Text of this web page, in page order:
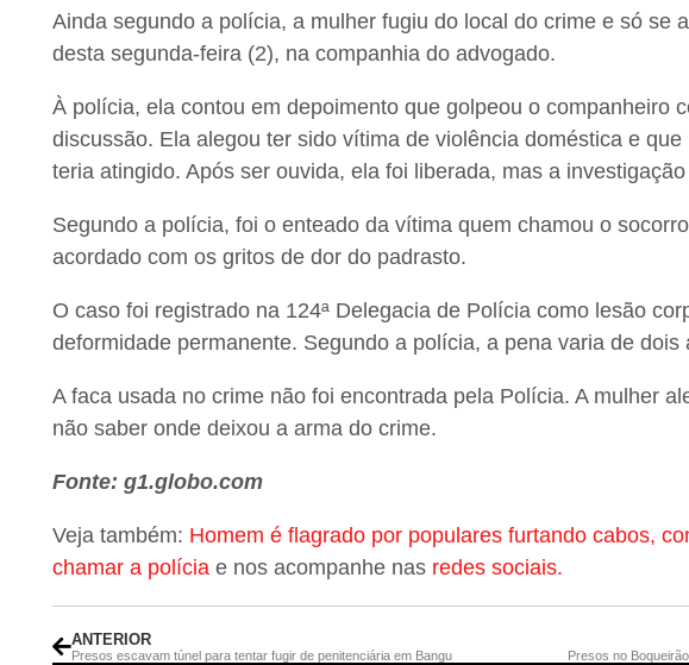
Ainda segundo a polícia, a mulher fugiu do local do crime e só se
desta segunda-feira (2), na companhia do advogado.
À polícia, ela contou em depoimento que golpeou o companheiro
discussão. Ela alegou ter sido vítima de violência doméstica e
teria atingido. Após ser ouvida, ela foi liberada, mas a
Segundo a polícia, foi o enteado da vítima quem chamou o
acordado com os gritos de dor do padrasto.
O caso foi registrado na 124ª Delegacia de Polícia como lesão
deformidade permanente. Segundo a polícia, a pena varia de dois
A faca usada no crime não foi encontrada pela Polícia. A mulher
não saber onde deixou a arma do crime.
Fonte: g1.globo.com
Veja também: Homem é flagrado por populares furtando cabos,
chamar a polícia e nos acompanhe nas redes sociais.
ANTERIOR
Presos escavam túnel para tentar fugir de penitenciária em Bangu Presos no